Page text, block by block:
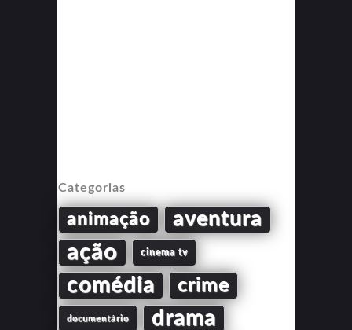
Categorias
animação aventura
ação cinema tv
comédia crime
documentário drama